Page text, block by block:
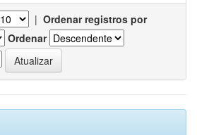
| Ordenar registros por
Ordenar